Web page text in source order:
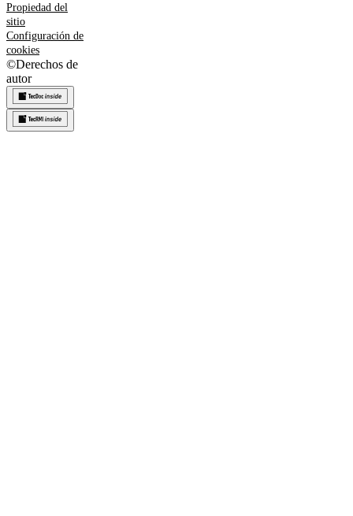
Propiedad del
sitio
Configuración de
cookies
©Derechos de
autor